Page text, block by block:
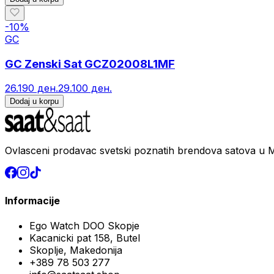
-10%
GC
GC Zenski Sat GCZ02008L1MF
26.190 ден.29.100 ден.
Dodaj u korpu
Ovlasceni prodavac svetski poznatih brendova satova u
Informacije
Ego Watch DOO Skopje
Kacanicki pat 158, Butel
Skoplje, Makedonija
+389 78 503 277